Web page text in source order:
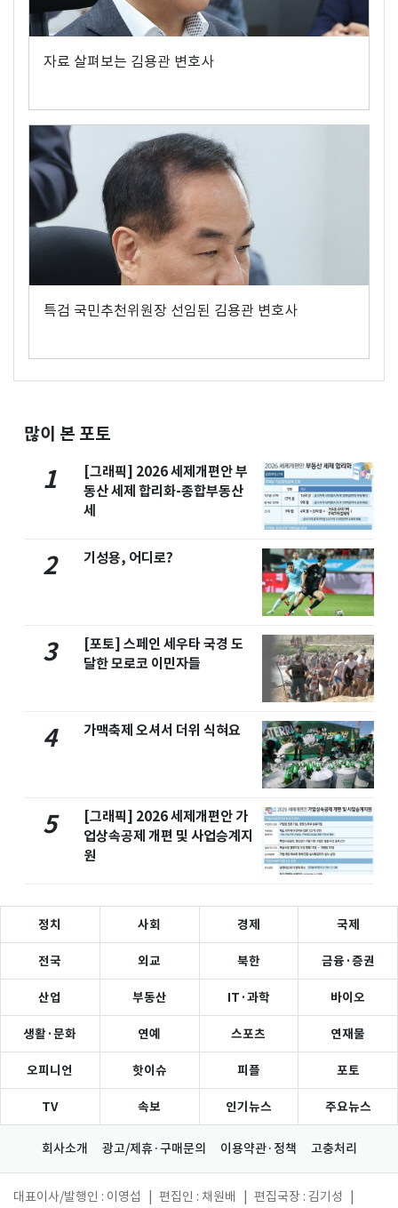
자료 살펴보는 김용관 변호사
특검 국민추천위원장 선임된 김용관 변호사
많이 본 포토
1
[그래픽] 2026 세제개편안 부
동산 세제 합리화-종합부동산
세
2 기성용, 어디로?
3
[포토] 스페인 세우타 국경 도
달한 모로코 이민자들
4 가맥축제 오셔서 더위 식혀요
5
[그래픽] 2026 세제개편안 가
업상속공제 개편 및 사업승계지
원
정치 사회 경제 국제
전국 외교 북한 금융·증권
산업 부동산 IT·과학 바이오
생활·문화 연예 스포츠 연재물
오피니언 핫이슈 피플 포토
TV 속보 인기뉴스 주요뉴스
회사소개 광고/제휴·구매문의 이용약관·정책 고충처리
대표이사/발행인 : 이영섭 편집인 : 채원배 편집국장 : 김기성